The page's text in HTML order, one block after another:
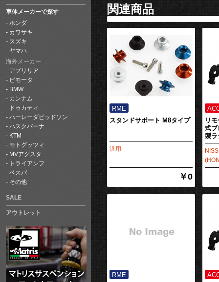
車体メーカーで探す
ホンダ
カワサキ
スズキ
ヤマハ
海外メーカー
アプリリア
ビモータ
BMW
カンナム
ドゥカティ
ハーレーダビッドソン
ハスクバーナ
KTM
モトグッツィ
MVアグスタ
トライアンフ
ベスパ
その他
SALE
アウトレット
関連商品
スタンドサポート M8タイプ
汎用
￥0
リ
式ブ
製ラ